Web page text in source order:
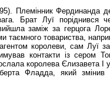
Племінник Фердинанда
Брат Луї поріднився
заміж за герцога
таємного товариства,
королеви, сам Луї
контакти із сером
королева Єлизавета
Фладда, який змінив